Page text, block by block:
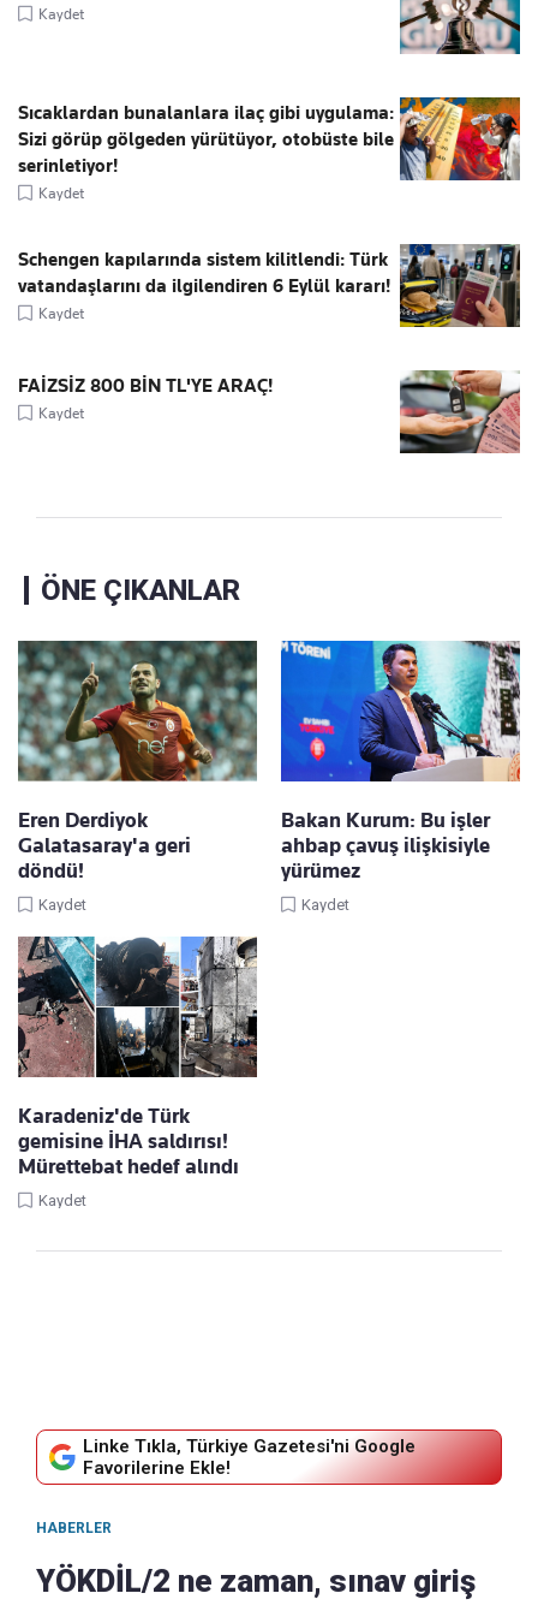
Kaydet
Sıcaklardan bunalanlara ilaç gibi uygulama:
Sizi görüp gölgeden yürütüyor, otobüste bile
serinletiyor!
Kaydet
Schengen kapılarında sistem kilitlendi: Türk
vatandaşlarını da ilgilendiren 6 Eylül kararı!
Kaydet
FAİZSİZ 800 BİN TL'YE ARAÇ!
Kaydet
ÖNE ÇIKANLAR
Eren Derdiyok
Galatasaray'a geri
döndü!
Kaydet
Bakan Kurum: Bu işler
ahbap çavuş ilişkisiyle
yürümez
Kaydet
Karadeniz'de Türk
gemisine İHA saldırısı!
Mürettebat hedef alındı
Kaydet
Linke Tıkla, Türkiye Gazetesi'ni Google
Favorilerine Ekle!
HABERLER
YÖKDİL/2 ne zaman, sınav giriş